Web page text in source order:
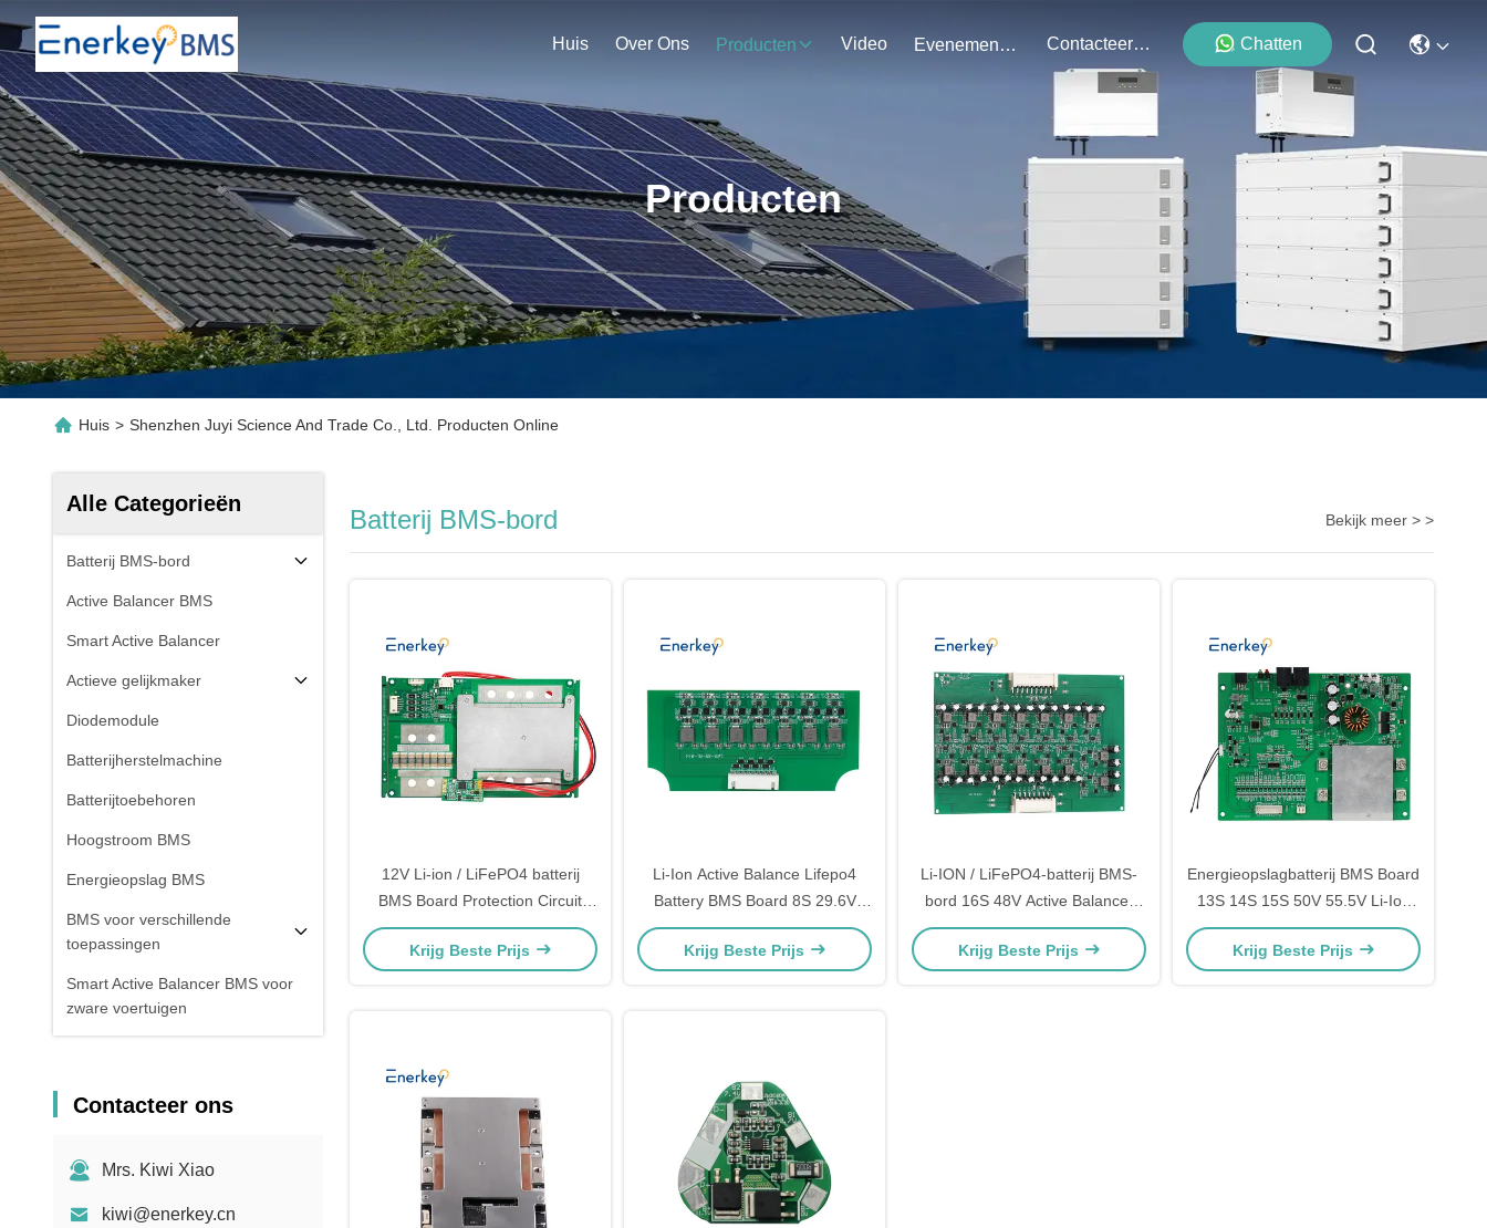
Huis Over Ons Producten Video Evenementen Contacteer Ons Chatten
Producten
Huis > Shenzhen Juyi Science And Trade Co., Ltd. Producten Online
Alle Categorieën
Batterij BMS-bord
Active Balancer BMS
Smart Active Balancer
Actieve gelijkmaker
Diodemodule
Batterijherstelmachine
Batterijtoebehoren
Hoogstroom BMS
Energieopslag BMS
BMS voor verschillende
toepassingen
Smart Active Balancer BMS voor
zware voertuigen
Contacteer ons
Mrs. Kiwi Xiao
kiwi@enerkey.cn
Batterij BMS-bord Bekijk meer > >
12V Li-ion / LiFePO4 batterij
BMS Board Protection Circuit
Module 4S 100A 150A PCM type
Krijg Beste Prijs
Li-Ion Active Balance Lifepo4
Battery BMS Board 8S 29.6V
25.6V Met RS485 RS232 Bt
Krijg Beste Prijs
Li-ION / LiFePO4-batterij BMS-
bord 16S 48V Active Balancer
Battery Management Systems
Krijg Beste Prijs
Energieopslagbatterij BMS Board
13S 14S 15S 50V 55.5V Li-Ion
30A 40A 50A Met RS485
Krijg Beste Prijs